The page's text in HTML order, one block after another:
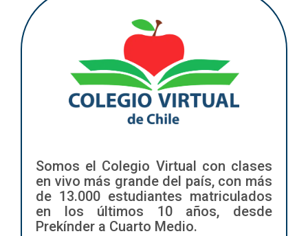
Somos el Colegio Virtual con clases
en vivo más grande del país, con más
de 13.000 estudiantes matriculados
en los últimos 10 años, desde
Prekínder a Cuarto Medio.